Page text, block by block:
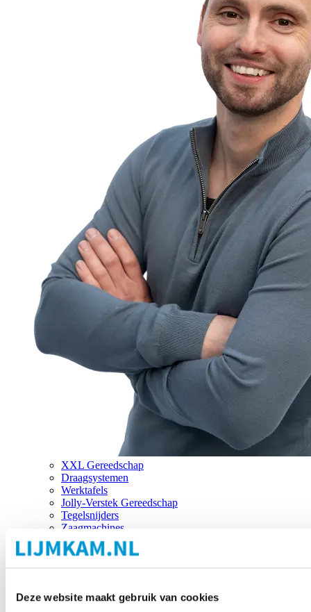
Deze website maakt gebruik van cookies
XXL Gereedschap
Draagsystemen
Werktafels
Jolly-Verstek Gereedschap
Tegelsnijders
Zaagmachines
Merken